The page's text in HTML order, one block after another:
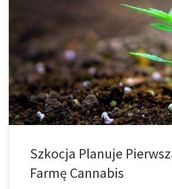
Lokalni przedsiębiorcy rolni William i Neil
pozwolenie na budowę pionierskiego
Szkocji. Produkty z konopi medycznych
związek psychoaktywny cannabis – były
Brytanii do czasu zmiany prawa w
przyniosła dowody naukowców, że
korzyści […]
Szkocja Planuje
Farmę Cannabis